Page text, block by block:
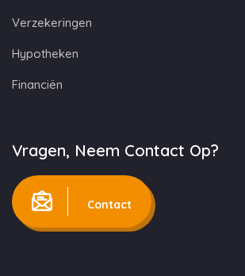
Verzekeringen
Hypotheken
Financiën
Vragen, Neem Contact Op?
Contact